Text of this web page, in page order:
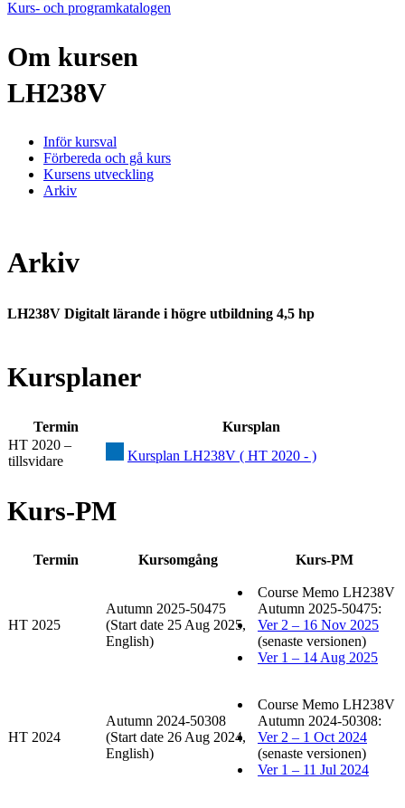
Kurs- och programkatalogen
Om kursen
LH238V
Inför kursval
Förbereda och gå kurs
Kursens utveckling
Arkiv
Arkiv
LH238V Digitalt lärande i högre utbildning 4,5 hp
Kursplaner
Termin
Kursplan
HT 2020 –
tillsvidare
Kursplan LH238V ( HT 2020 - )
Kurs-PM
Termin Kursomgång Kurs-PM
HT 2025
Autumn 2025-50475
(Start date 25 Aug 2025,
English)
Course Memo LH238V
Autumn 2025-50475:
Ver 2 – 16 Nov 2025
(senaste versionen)
Ver 1 – 14 Aug 2025
HT 2024
Autumn 2024-50308
(Start date 26 Aug 2024,
English)
Course Memo LH238V
Autumn 2024-50308:
Ver 2 – 1 Oct 2024
(senaste versionen)
Ver 1 – 11 Jul 2024